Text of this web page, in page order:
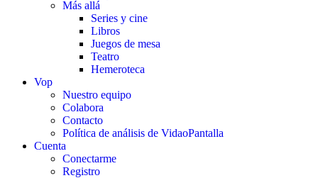
Más allá
Series y cine
Libros
Juegos de mesa
Teatro
Hemeroteca
Vop
Nuestro equipo
Colabora
Contacto
Política de análisis de VidaoPantalla
Cuenta
Conectarme
Registro